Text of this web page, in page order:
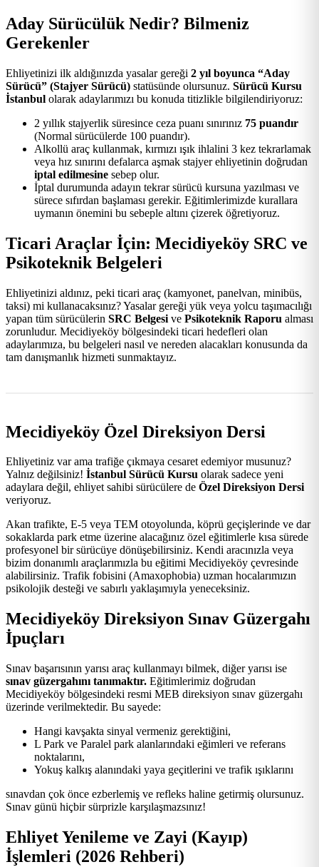
Aday Sürücülük Nedir? Bilmeniz
Gerekenler
Ehliyetinizi ilk aldığınızda yasalar gereği 2 yıl boyunca “Aday
Sürücü” (Stajyer Sürücü) statüsünde olursunuz. Sürücü Kursu
İstanbul olarak adaylarımızı bu konuda titizlikle bilgilendiriyoruz:
2 yıllık stajyerlik süresince ceza puanı sınırınız 75 puandır
(Normal sürücülerde 100 puandır).
Alkollü araç kullanmak, kırmızı ışık ihlalini 3 kez tekrarlamak
veya hız sınırını defalarca aşmak stajyer ehliyetinin doğrudan
iptal edilmesine sebep olur.
İptal durumunda adayın tekrar sürücü kursuna yazılması ve
sürece sıfırdan başlaması gerekir. Eğitimlerimizde kurallara
uymanın önemini bu sebeple altını çizerek öğretiyoruz.
Ticari Araçlar İçin: Mecidiyeköy SRC ve
Psikoteknik Belgeleri
Ehliyetinizi aldınız, peki ticari araç (kamyonet, panelvan, minibüs,
taksi) mi kullanacaksınız? Yasalar gereği yük veya yolcu taşımacılığı
yapan tüm sürücülerin SRC Belgesi ve Psikoteknik Raporu alması
zorunludur. Mecidiyeköy bölgesindeki ticari hedefleri olan
adaylarımıza, bu belgeleri nasıl ve nereden alacakları konusunda da
tam danışmanlık hizmeti sunmaktayız.
Mecidiyeköy Özel Direksiyon Dersi
Ehliyetiniz var ama trafiğe çıkmaya cesaret edemiyor musunuz?
Yalnız değilsiniz! İstanbul Sürücü Kursu olarak sadece yeni
adaylara değil, ehliyet sahibi sürücülere de Özel Direksiyon Dersi
veriyoruz.
Akan trafikte, E-5 veya TEM otoyolunda, köprü geçişlerinde ve dar
sokaklarda park etme üzerine alacağınız özel eğitimlerle kısa sürede
profesyonel bir sürücüye dönüşebilirsiniz. Kendi aracınızla veya
bizim donanımlı araçlarımızla bu eğitimi Mecidiyeköy çevresinde
alabilirsiniz. Trafik fobisini (Amaxophobia) uzman hocalarımızın
psikolojik desteği ve sabırlı yaklaşımıyla yeneceksiniz.
Mecidiyeköy Direksiyon Sınav Güzergahı
İpuçları
Sınav başarısının yarısı araç kullanmayı bilmek, diğer yarısı ise
sınav güzergahını tanımaktır. Eğitimlerimiz doğrudan
Mecidiyeköy bölgesindeki resmi MEB direksiyon sınav güzergahı
üzerinde verilmektedir. Bu sayede:
Hangi kavşakta sinyal vermeniz gerektiğini,
L Park ve Paralel park alanlarındaki eğimleri ve referans
noktalarını,
Yokuş kalkış alanındaki yaya geçitlerini ve trafik ışıklarını
sınavdan çok önce ezberlemiş ve refleks haline getirmiş olursunuz.
Sınav günü hiçbir sürprizle karşılaşmazsınız!
Ehliyet Yenileme ve Zayi (Kayıp)
İşlemleri (2026 Rehberi)